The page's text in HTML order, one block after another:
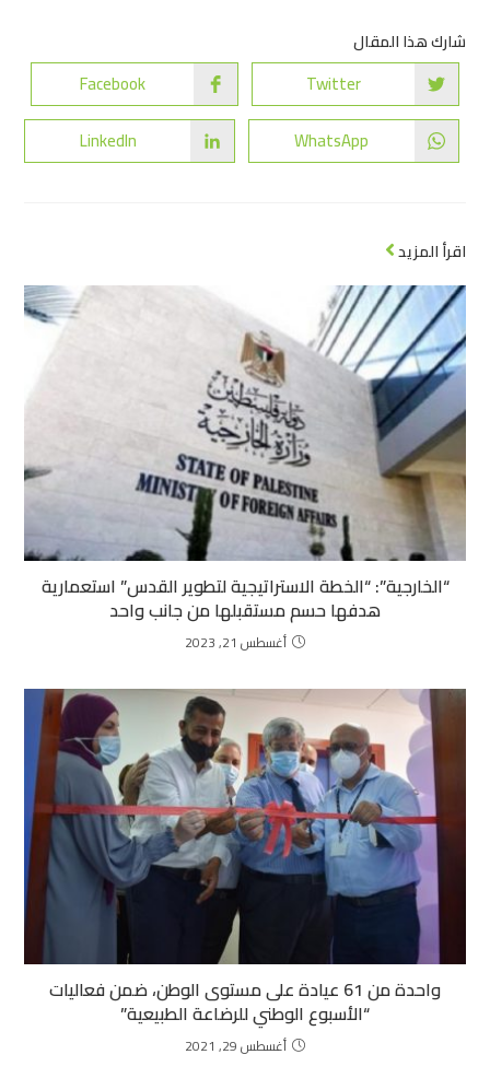
شارك هذا المقال
Twitter
Facebook
WhatsApp
LinkedIn
اقرأ المزيد
“الخارجية”: “الخطة الاستراتيجية لتطوير القدس” استعمارية
هدفها حسم مستقبلها من جانب واحد
أغسطس 21, 2023
واحدة من 61 عيادة على مستوى الوطن، ضمن فعاليات
“الأسبوع الوطني للرضاعة الطبيعية”
أغسطس 29, 2021